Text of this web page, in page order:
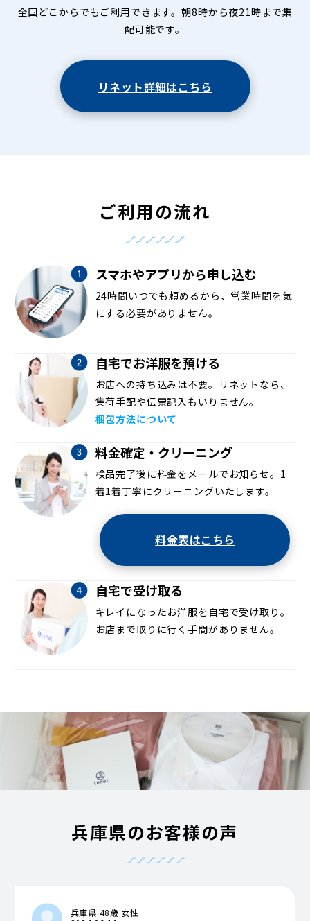
全国どこからでもご利用できます。朝8時から夜21時まで集
配可能です。
リネット詳細はこちら
ご利用の流れ
スマホやアプリから申し込む
24時間いつでも頼めるから、営業時間を気
にする必要がありません。
自宅でお洋服を預ける
お店への持ち込みは不要。リネットなら、
集荷手配や伝票記入もいりません。
梱包方法について
料金確定・クリーニング
検品完了後に料金をメールでお知らせ。1
着1着丁寧にクリーニングいたします。
料金表はこちら
自宅で受け取る
キレイになったお洋服を自宅で受け取り。
お店まで取りに行く手間がありません。
兵庫県のお客様の声
兵庫県 48歳 女性